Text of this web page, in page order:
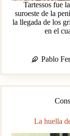
Tartessos fue
suroeste de la
la llegada de los
en el
Pablo
La huella